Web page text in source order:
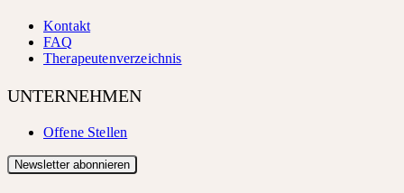
Kontakt
FAQ
Therapeutenverzeichnis
UNTERNEHMEN
Offene Stellen
Newsletter abonnieren